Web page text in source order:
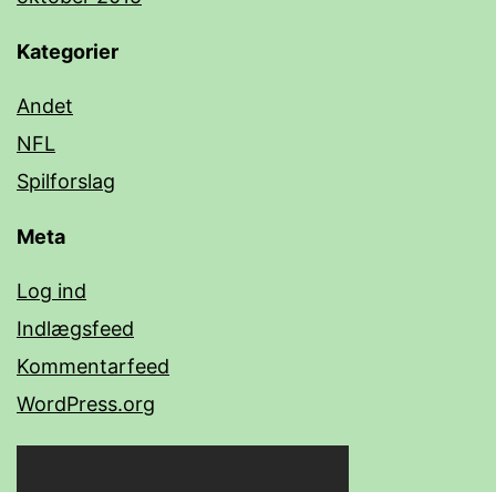
Kategorier
Andet
NFL
Spilforslag
Meta
Log ind
Indlægsfeed
Kommentarfeed
WordPress.org